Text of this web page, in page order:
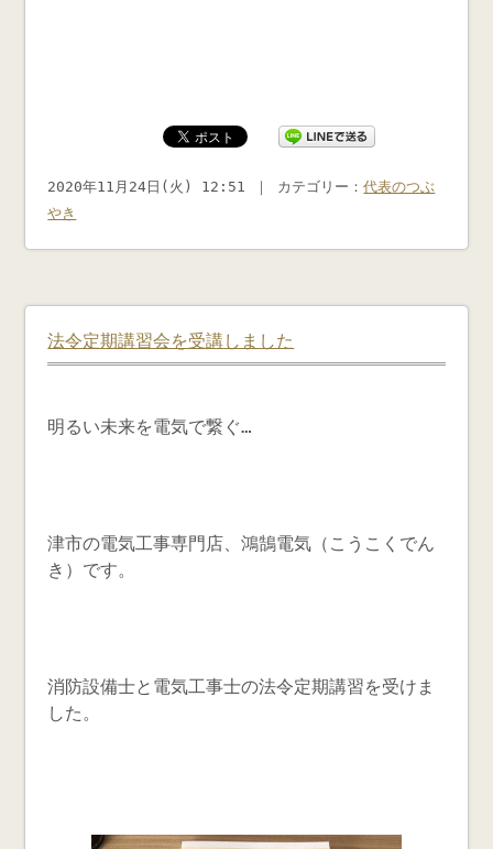
2020年11月24日(火) 12:51 ｜ カテゴリー：代表のつぶ
やき
法令定期講習会を受講しました
明るい未来を電気で繋ぐ…
津市の電気工事専門店、鴻鵠電気（こうこくでん
き）です。
消防設備士と電気工事士の法令定期講習を受けま
した。